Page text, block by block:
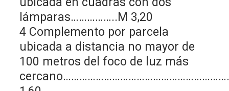
lámparas……………..M 3,20
4 Complemento por parcela
ubicada a distancia no mayor de
100 metros del foco de luz más